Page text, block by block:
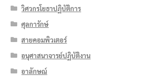
วิศวกรโยธาปฏิบัติการ
ศุลการักษ์
สายคอมพิวเตอร์
อนุศาสนาจารย์ปฏิบัติงาน
อาลักษณ์